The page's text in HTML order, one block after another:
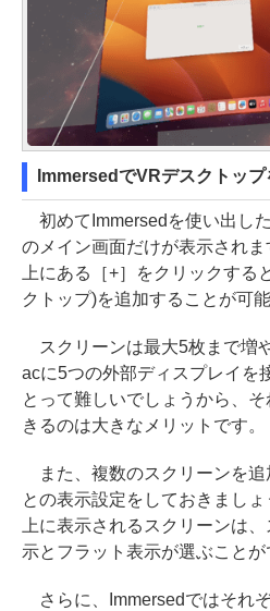
ImmersedでVRデスクトップ
初めてImmersedを使い出し
のメイン画面だけが表示され
上にある［+］をクリックする
クトップ)を追加することが可能
スクリーンは最大5枚まで増
acに5つの外部ディスプレイを
とって難しいでしょうから、
きるのは大きなメリットです。
また、複数のスクリーンを追
との表示設定をしておきまし
上に表示されるスクリーンは
示とフラット表示が選ぶことが
さらに、Immersedではそれ